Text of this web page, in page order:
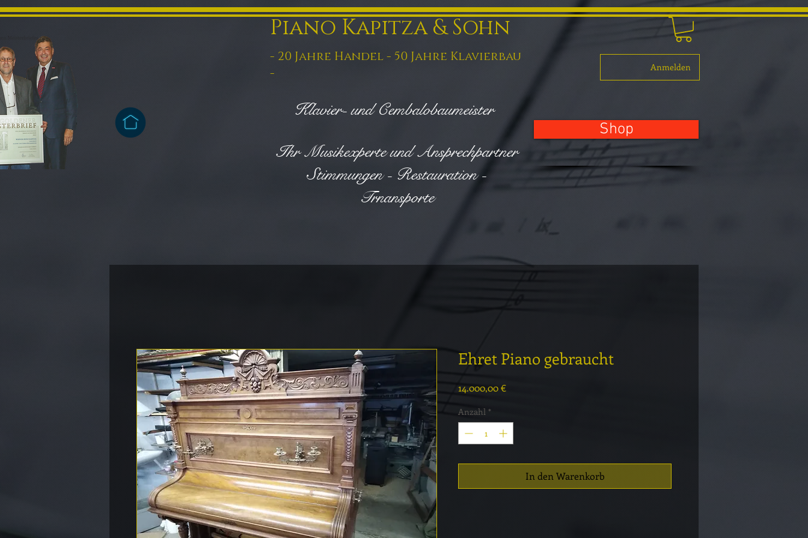
Piano Kapitza & Sohn
- 20 Jahre Handel - 50 Jahre Klavierbau
-
Klavier- und Cembalobaumeister
Anmelden
Ihr Musikexperte und Ansprechpartner
Stimmungen - Restauration -
Trnansporte
Shop
Ehret Piano gebraucht
14.000,00 €Preis
Anzahl *
In den Warenkorb